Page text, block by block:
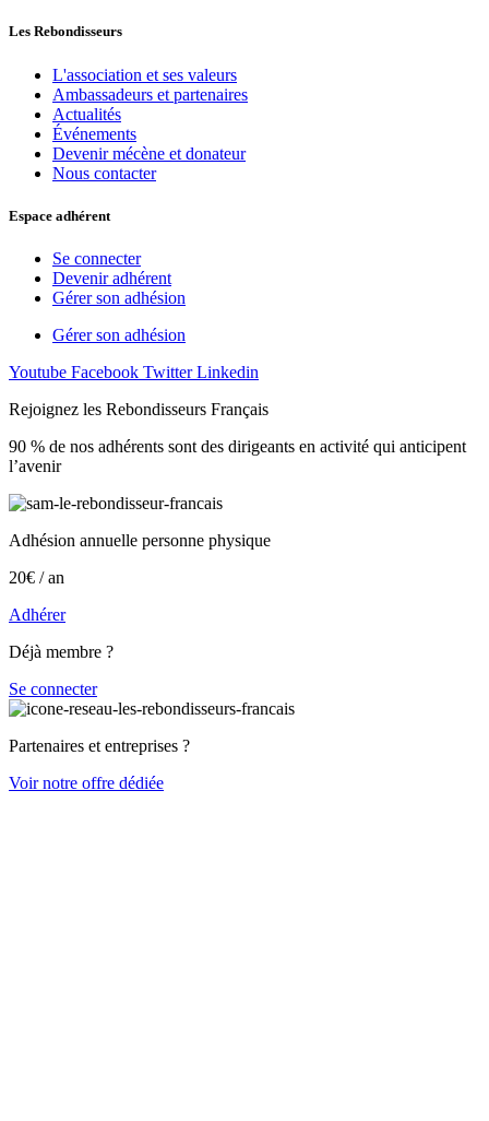
Les Rebondisseurs
L'association et ses valeurs
Ambassadeurs et partenaires
Actualités
Événements
Devenir mécène et donateur
Nous contacter
Espace adhérent
Se connecter
Devenir adhérent
Gérer son adhésion
Gérer son adhésion
Youtube Facebook Twitter Linkedin
Rejoignez les Rebondisseurs Français
90 % de nos adhérents sont des dirigeants en activité qui anticipent
l’avenir
Adhésion annuelle personne physique
20€ / an
Adhérer
Déjà membre ?
Se connecter
Partenaires et entreprises ?
Voir notre offre dédiée